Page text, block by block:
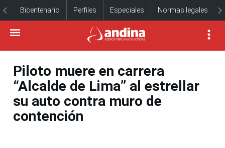
Bicentenario Perfiles Especiales Normas legales
Piloto muere en carrera
“Alcalde de Lima” al estrellar
su auto contra muro de
contención